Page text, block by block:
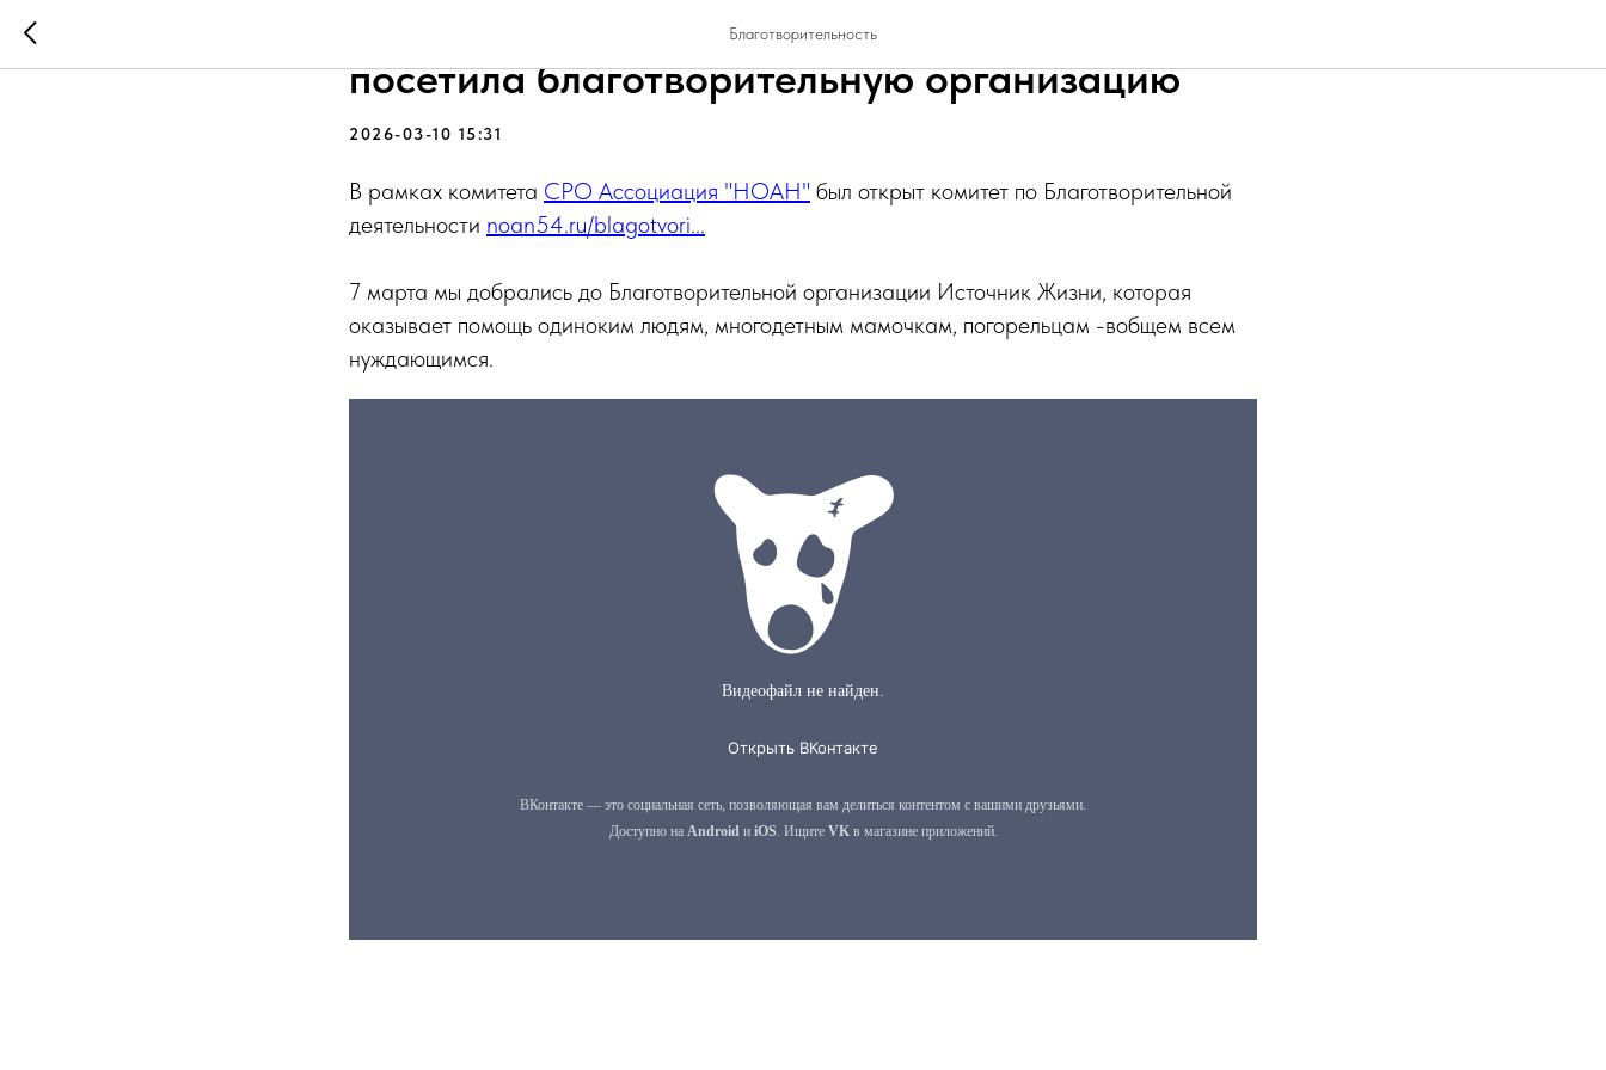
Благотворительность
Вице-президент НОАН Кристина Баженова,
посетила благотворительную организацию
2026-03-10 15:31
В рамках комитета СРО Ассоциация "НОАН" был открыт комитет по Благотворительной
деятельности noan54.ru/blagotvori...
7 марта мы добрались до Благотворительной организации Источник Жизни, которая
оказывает помощь одиноким людям, многодетным мамочкам, погорельцам -вобщем всем
нуждающимся.